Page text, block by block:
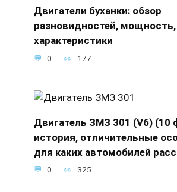
Двигатели буханки: обзор
разновидностей,
характеристики
0 177
Двигатель ЗМЗ 301 (V6) (10
история, отличительные
для каких автомобилей
0 325